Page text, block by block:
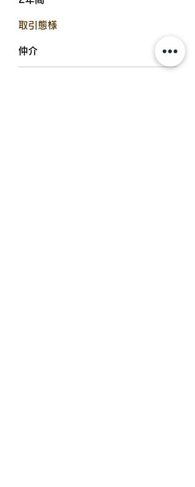
​取引態様
仲介